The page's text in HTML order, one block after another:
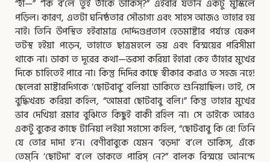
“হাঁ—” “কি ব’লে তুই তাঁকে ডাকিস্‌?” এইবার যতীন একটু মুস্কিলে
পড়িল। কারণ, এতটা ঘনিষ্ঠতার সৌভাগ্য এবং সাহস আজও তাহার হয়
নাই। তিনি উপস্থিত হইবামাত্র দোর্দ্দণ্ডপ্রতাপ হেডমাষ্টার পর্য্যন্ত যেরূপ
তটস্থ হইয়া পড়েন, তাহাতে ছাত্রমহলে ভয় এবং বিস্ময়ের পরিসীমা
থাকে না। ডাকা ত দূরের কথা—ভরসা করিয়া ইহারা কেহ তাঁহার মুখের
দিকে চাহিতেই পারে না। কিন্তু দিদির কাছে স্বীকার করাও ত সহজ নহে!
ছেলেরা মাষ্টারদিগকে ‘ছোটবাবু’ বলিয়া ডাকিতে শুনিয়াছিল। তাই, সে
বুদ্ধিখরচ করিয়া কহিল, “আমরা ছোটবাবু বলি।” কিন্তু তাহার মুখের
ভাব দেখিয়া রমার বুঝিতে কিছুই বাকী রহিল না। সে ভাইকে আরও
একটু বুকের কাছে টানিয়া লইয়া সহাস্যে কহিল, “ছোটবাবু কি রে! তিনি
যে তোর দাদা হ’ন। বেণীবাবুকে যেমন ‘বড়দা’ ব’লে ডাকিস্‌, এঁকে
তেম্‌নি ‘ছোটদা’ ব’লে ডাকতে পারিস্‌ নে?” বালক বিস্ময়ে আনন্দে